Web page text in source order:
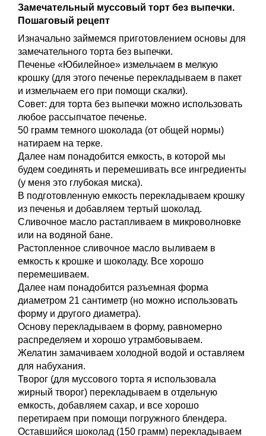
Замечательный муссовый торт без выпечки.
Пошаговый рецепт
Изначально займемся приготовлением основы для
замечательного торта без выпечки.
Печенье «Юбилейное» измельчаем в мелкую
крошку (для этого печенье перекладываем в пакет
и измельчаем его при помощи скалки).
Совет: для торта без выпечки можно использовать
любое рассыпчатое печенье.
50 грамм темного шоколада (от общей нормы)
натираем на терке.
Далее нам понадобится емкость, в которой мы
будем соединять и перемешивать все ингредиенты
(у меня это глубокая миска).
В подготовленную емкость перекладываем крошку
из печенья и добавляем тертый шоколад.
Сливочное масло растапливаем в микроволновке
или на водяной бане.
Растопленное сливочное масло выливаем в
емкость к крошке и шоколаду. Все хорошо
перемешиваем.
Далее нам понадобится разъемная форма
диаметром 21 сантиметр (но можно использовать
форму и другого диаметра).
Основу перекладываем в форму, равномерно
распределяем и хорошо утрамбовываем.
Желатин замачиваем холодной водой и оставляем
для набухания.
Творог (для муссового торта я использовала
жирный творог) перекладываем в отдельную
емкость, добавляем сахар, и все хорошо
перетираем при помощи погружного блендера.
Оставшийся шоколад (150 грамм) перекладываем